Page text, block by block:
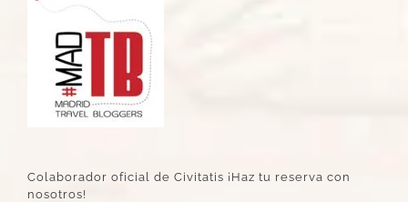
Colaborador oficial de Civitatis ¡Haz tu reserva con
nosotros!